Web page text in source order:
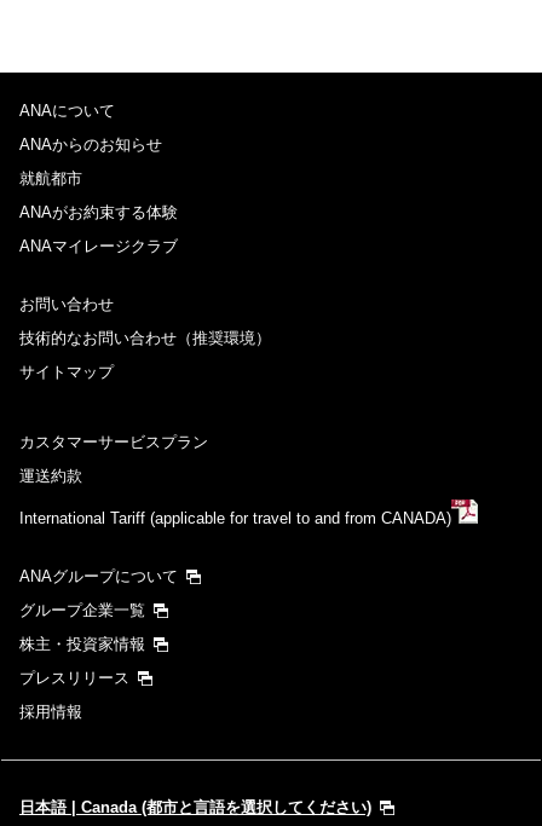
ANAについて
ANAからのお知らせ
就航都市
ANAがお約束する体験
ANAマイレージクラブ
お問い合わせ
技術的なお問い合わせ（推奨環境）
サイトマップ
カスタマーサービスプラン
運送約款
International Tariff (applicable for travel to and from CANADA)
ANAグループについて
グループ企業一覧
株主・投資家情報
プレスリリース
採用情報
日本語 | Canada (都市と言語を選択してください)